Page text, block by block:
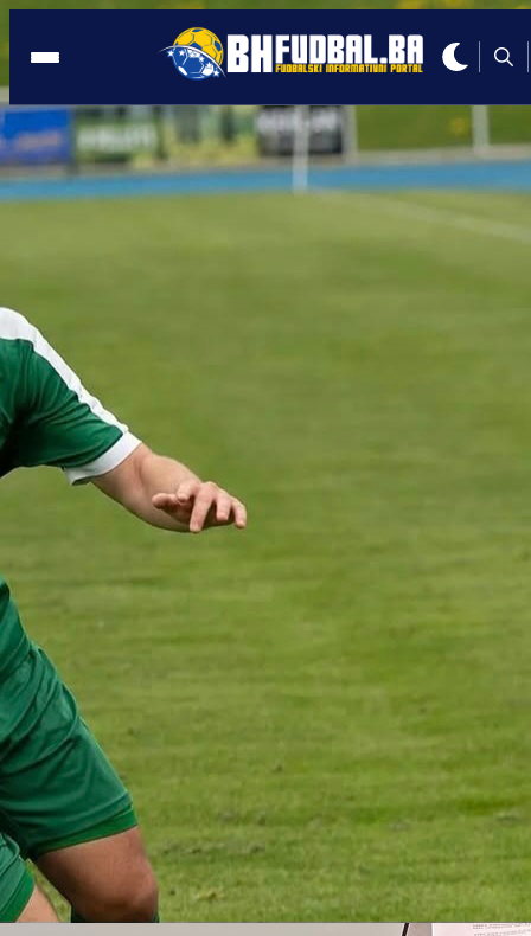
NJEMAČKA
21:00, 26.11.2024
ČUDO OD DJETETA: U Njemačkoj raste
novi Miralem Pjanić!